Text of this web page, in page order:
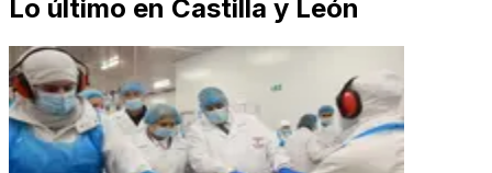
Lo último en Castilla y León